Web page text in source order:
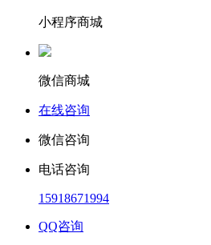
小程序商城
微信商城
在线咨询
微信咨询
电话咨询
15918671994
QQ咨询